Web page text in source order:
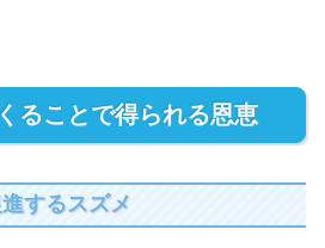
ることで得られる恩恵
するスズメ